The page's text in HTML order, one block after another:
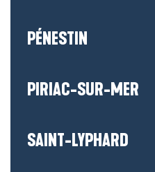
PÉNESTIN
PIRIAC-SUR-MER
SAINT-LYPHARD